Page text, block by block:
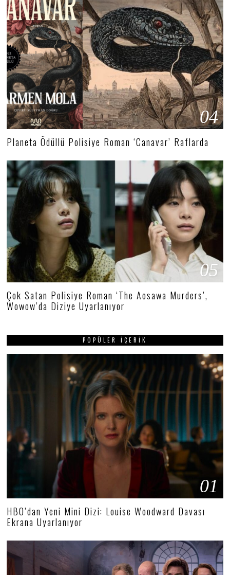
04
Planeta Ödüllü Polisiye Roman ‘Canavar’ Raflarda
05
Çok Satan Polisiye Roman ‘The Aosawa Murders’,
Wowow’da Diziye Uyarlanıyor
POPÜLER İÇERIK
01
HBO’dan Yeni Mini Dizi: Louise Woodward Davası
Ekrana Uyarlanıyor